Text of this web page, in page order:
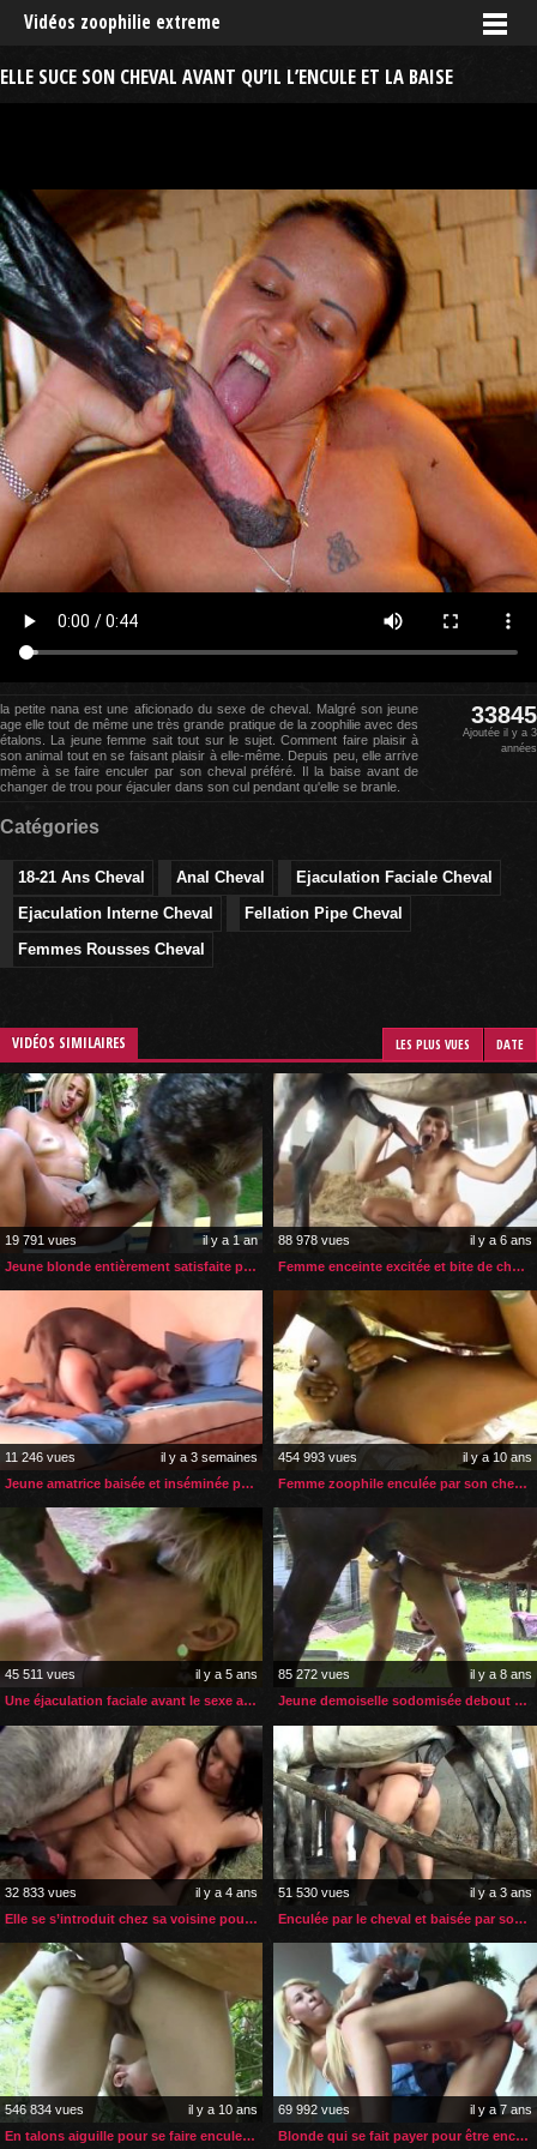
Vidéos zoophilie extreme
ELLE SUCE SON CHEVAL AVANT QU’IL L’ENCULE ET LA BAISE
la petite nana est une aficionado du sexe de cheval. Malgré son jeune
age elle tout de même une très grande pratique de la zoophilie avec des
étalons. La jeune femme sait tout sur le sujet. Comment faire plaisir à
son animal tout en se faisant plaisir à elle-même. Depuis peu, elle arrive
même à se faire enculer par son cheval préféré. Il la baise avant de
changer de trou pour éjaculer dans son cul pendant qu'elle se branle.
33845
Ajoutée il y a 3
années
Catégories
18-21 Ans Cheval Anal Cheval
Ejaculation Faciale Cheval
Ejaculation Interne Cheval
Fellation Pipe Cheval
Femmes Rousses Cheval
VIDÉOS SIMILAIRES LES PLUS VUES DATE
19 791 vues
il y a 1 an
Jeune blonde entièrement satisfaite par son husky
88 978 vues
il y a 6 ans
Femme enceinte excitée et bite de cheval bien dure
11 246 vues
il y a 3 semaines
Jeune amatrice baisée et inséminée par son gros chien
454 993 vues
il y a 10 ans
Femme zoophile enculée par son cheval
45 511 vues
il y a 5 ans
Une éjaculation faciale avant le sexe avec son cheval
85 272 vues
il y a 8 ans
Jeune demoiselle sodomisée debout par son cheval
32 833 vues
il y a 4 ans
Elle se s’introduit chez sa voisine pour baiser son cheval
51 530 vues
il y a 3 ans
Enculée par le cheval et baisée par son propriétaire
546 834 vues
il y a 10 ans
En talons aiguille pour se faire enculer par son cheval
69 992 vues
il y a 7 ans
Blonde qui se fait payer pour être enculée par un chien